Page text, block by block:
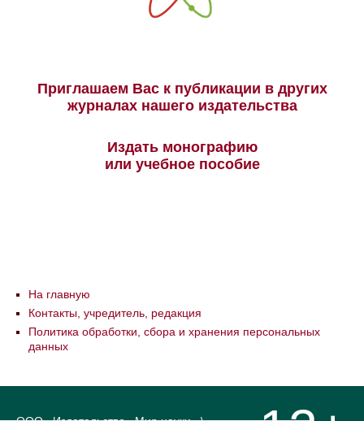
Приглашаем Вас к публикации в других
журналах нашего издательства
Издать монографию
или учебное пособие
На главную
Контакты, учредитель, редакция
Политика обработки, сбора и хранения персональных
данных